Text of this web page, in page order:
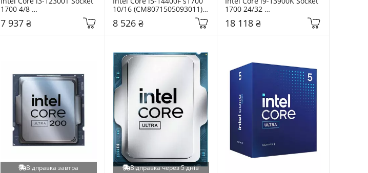
1700 4/8
(CM8071504650806) Tray
7 937 ₴
10/16 (CM8071505093011)
8 526 ₴
1700 24/32
(CM8071505094011) Tray
18 118 ₴
Відправка завтра Відправка через 5 днів